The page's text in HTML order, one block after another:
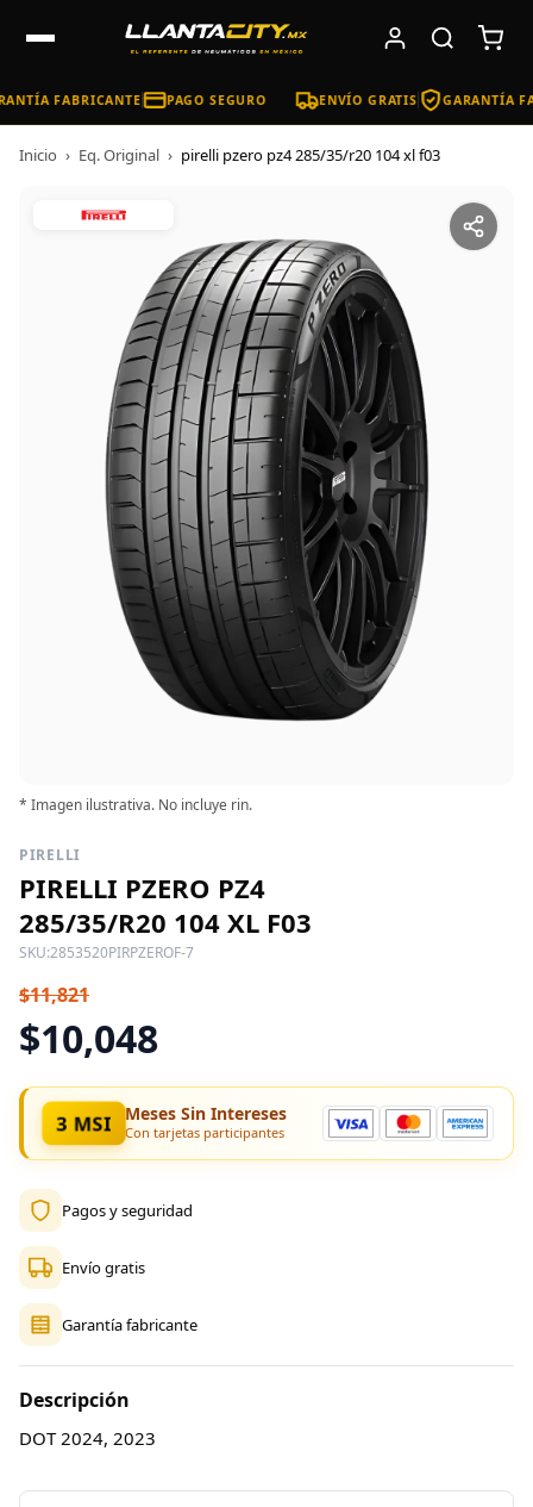
FABRICANTE PAGO SEGURO ENVÍO GRATIS GARANTÍA
Inicio › Eq. Original › pirelli pzero pz4 285/35/r20 104 xl f03
* Imagen ilustrativa. No incluye rin.
PIRELLI
PIRELLI PZERO PZ4
285/35/R20 104 XL F03
SKU:2853520PIRPZEROF-7
$11,821
$10,048
3 MSI Meses Sin Intereses
Con tarjetas participantes
Pagos y seguridad
Envío gratis
Garantía fabricante
Descripción
DOT 2024, 2023